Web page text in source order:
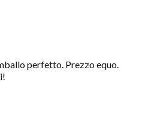
perfetto. Prezzo equo.